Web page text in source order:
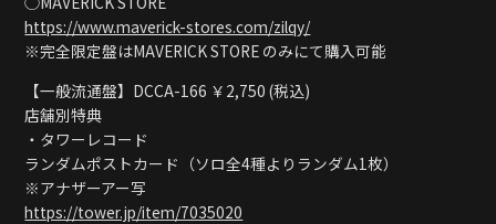
https://www.maverick-stores.com/zilqy/
※完全限定盤はMAVERICK STORE のみにて購入可能
【一般流通盤】DCCA-166 ￥2,750 (税込)
店舗別特典
・タワーレコード
ランダムポストカード（ソロ全4種よりランダム1枚）
※アナザーアー写
https://tower.jp/item/7035020